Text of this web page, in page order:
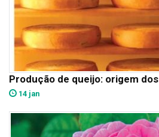
Produção de queijo: origem
14 jan